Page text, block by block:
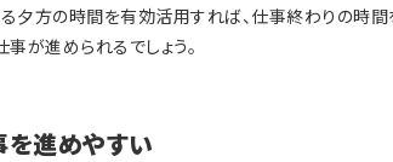
夕方の時間を有効活用すれば、仕事終わりの時
事が進められるでしょう。
進めやすい